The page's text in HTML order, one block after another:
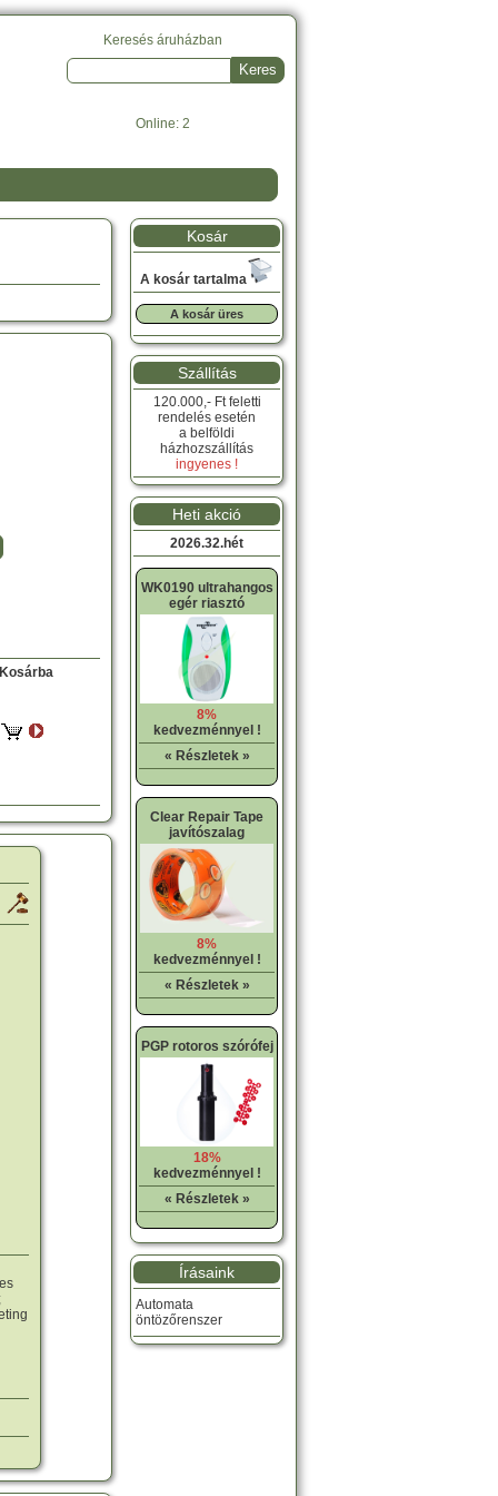
Keresés áruházban
Online: 2
Kosár
A kosár tartalma
A kosár üres
Szállítás
120.000,- Ft feletti
rendelés esetén
a belföldi
házhozszállítás
ingyenes !
Heti akció
2026.32.hét
WK0190 ultrahangos
egér riasztó
8%
kedvezménnyel !
« Részletek »
Clear Repair Tape
javítószalag
8%
kedvezménnyel !
« Részletek »
PGP rotoros szórófej
18%
kedvezménnyel !
« Részletek »
Írásaink
Automata
öntözőrenszer